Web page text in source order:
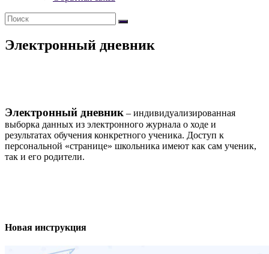
Электронный дневник
Электронный дневник – индивидуализированная
выборка данных из электронного журнала о ходе и
результатах обучения конкретного ученика. Доступ к
персональной «странице» школьника имеют как сам ученик,
так и его родители.
Новая инструкция